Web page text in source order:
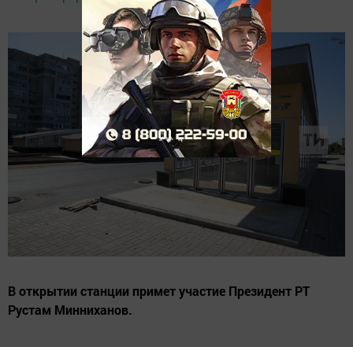
В открытии станции примет участие Президент РТ
Рустам Минниханов.